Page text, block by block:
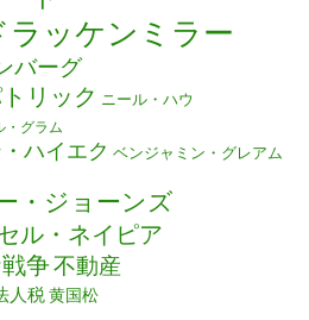
ラッケンミラー
バーグ
リック ニール・ハウ
・グラム
ハイエク ベンジャミン・グレアム
・ジョーンズ
ル・ネイピア
争不動産
人税黄国松